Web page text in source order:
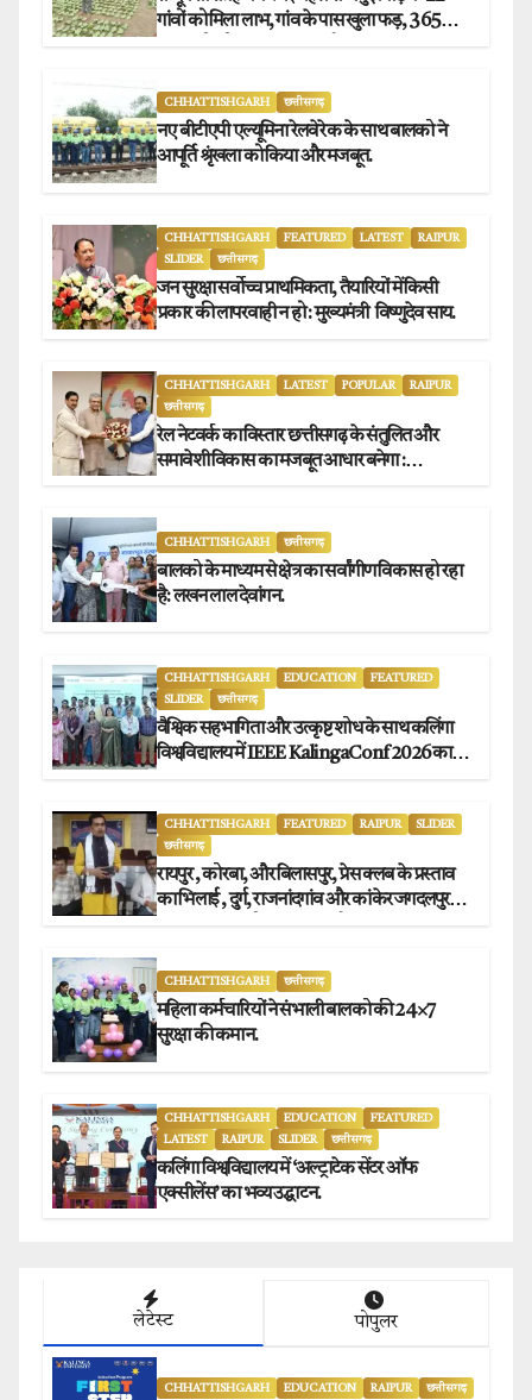
गांवों को मिला लाभ, गांव के पास खुला फड़, 365
CHHATTISHGARH छत्तीसगढ़
नए बीटीएपी एल्यूमिना रेलवे रेक के साथ बालको ने
आपूर्ति श्रृंखला को किया और मजबूत.
CHHATTISHGARH FEATURED LATEST
RAIPUR
SLIDER
छत्तीसगढ़
जन सुरक्षा सर्वोच्च प्राथमिकता, तैयारियों में किसी
प्रकार की लापरवाही न हो : मुख्यमंत्री विष्णुदेव साय.
CHHATTISHGARH LATEST POPULAR
RAIPUR
छत्तीसगढ़
रेल नेटवर्क का विस्तार छत्तीसगढ़ के संतुलित और
समावेशी विकास का मजबूत आधार बनेगा :
CHHATTISHGARH छत्तीसगढ़
बालको के माध्यम से क्षेत्र का सर्वांगीण विकास हो रहा
है: लखन लाल देवांगन.
CHHATTISHGARH EDUCATION
FEATURED
SLIDER
छत्तीसगढ़
वैश्विक सहभागिता और उत्कृष्ट शोध के साथ कलिंगा
विश्वविद्यालय में IEEE KalingaConf 2026 का
CHHATTISHGARH FEATURED RAIPUR
SLIDER
छत्तीसगढ़
रायपुर , कोरबा, और बिलासपुर, प्रेस क्लब के प्रस्ताव
का भिलाई , दुर्ग, राजनांदगांव और कांकेर जगदलपुर
CHHATTISHGARH छत्तीसगढ़
महिला कर्मचारियों ने संभाली बालको की 24×7
सुरक्षा की कमान.
CHHATTISHGARH EDUCATION
FEATURED
LATEST
RAIPUR SLIDER छत्तीसगढ़
कलिंगा विश्वविद्यालय में ‘अल्ट्राटेक सेंटर ऑफ
एक्सीलेंस’ का भव्य उद्घाटन.
लेटेस्ट पोपुलर
CHHATTISHGARH EDUCATION RAIPUR छत्तीसगढ़